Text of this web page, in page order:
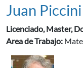
Juan Piccini
Licenciado, Master,
Area de Trabajo: